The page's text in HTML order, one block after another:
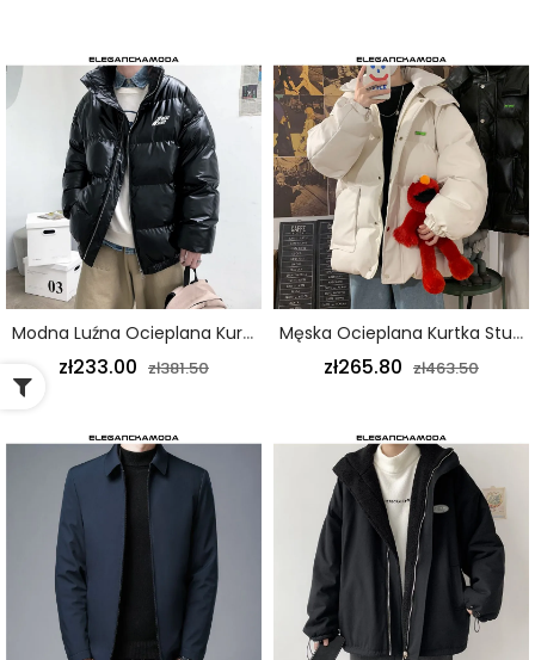
Modna Luźna Ocieplana Kurtka Męska Z Błyszczącym Czarnym Kołnierzem
zł233.00 zł381.50
Męska Ocieplana Kurtka Studencka Z Dużymi Kieszeniami Luźna Gruba Beżowa Kurtka Z Kapturem
zł265.80 zł463.50